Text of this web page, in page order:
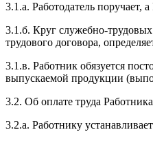
3.1.а. Работодатель
3.1.б. Круг служебно-
трудового договора,
3.1.в. Работник обязуется
выпускаемой продукции
3.2. Об оплате труда
3.2.а. Работнику